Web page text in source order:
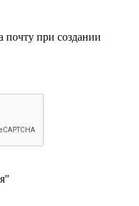
почту при создании